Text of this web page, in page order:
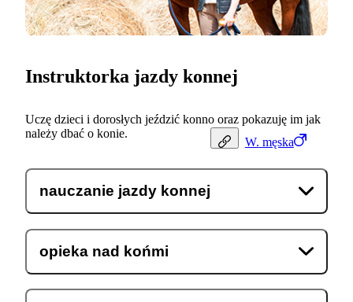
W. męska
Instruktorka jazdy konnej
Uczę dzieci i dorosłych jeździć konno oraz pokazuję im jak
należy dbać o konie.
nauczanie jazdy konnej
opieka nad końmi